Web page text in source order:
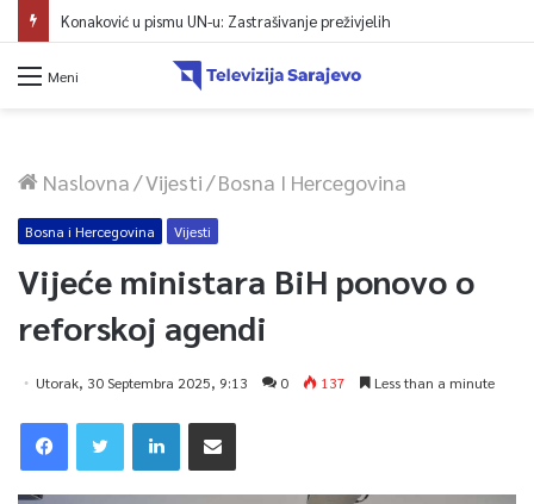
Konaković u pismu UN-u: Zastrašivanje preživjelih
Meni
Naslovna/Vijesti/Bosna I Hercegovina
Bosna i Hercegovina Vijesti
Vijeće ministara BiH ponovo o
reforskoj agendi
Utorak, 30 Septembra 2025, 9:13 0 137 Less than a minute